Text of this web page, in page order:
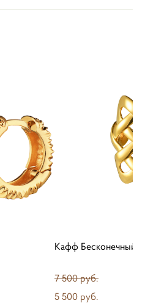
Кафф Бесконечный
7 500 pуб.
5 500 pуб.